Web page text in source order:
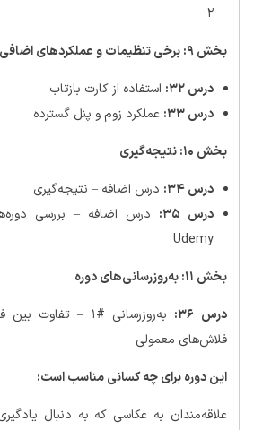
۲
بخش ۹: برخی تنظیمات و عملکردهای اضافی
درس ۳۲:
استفاده از کارت بازتاب
درس ۳۳:
عملکرد زوم و پنل گسترده
بخش ۱۰: نتیجه‌گیری
درس ۳۴:
درس اضافه – نتیجه‌گیری
درس ۳۵:
درس اضافه – بررسی
Udemy
بخش ۱۱: به‌روزرسانی‌های دوره
درس ۳۶:
به‌روزرسانی #۱ –
فلاش‌های معمولی
این دوره برای چه کسانی مناسب است:
علاقه‌مندان به عکاسی که به دنبال